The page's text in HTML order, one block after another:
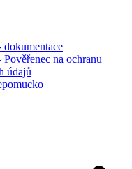
na ochranu
údajů